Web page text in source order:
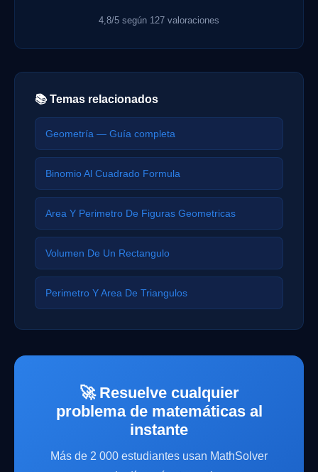
4,8/5 según 127 valoraciones
📚 Temas relacionados
Geometría — Guía completa
Binomio Al Cuadrado Formula
Area Y Perimetro De Figuras Geometricas
Volumen De Un Rectangulo
Perimetro Y Area De Triangulos
🚀 Resuelve cualquier
problema de matemáticas al
instante
Más de 2 000 estudiantes usan MathSolver